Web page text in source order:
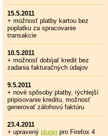
15.5.2011
+ možnosť platby kartou bez
poplatku za spracovanie
transakcie
10.5.2011
+ možnosť dobíjať kredit bez
zadania fakturačných údajov
9.5.2011
+ nové spôsoby platby, rýchlejší
pripisovanie kreditu, možnosť
generovať zálohovú faktúru
23.4.2011
+ upravený plugin pro Firefox 4